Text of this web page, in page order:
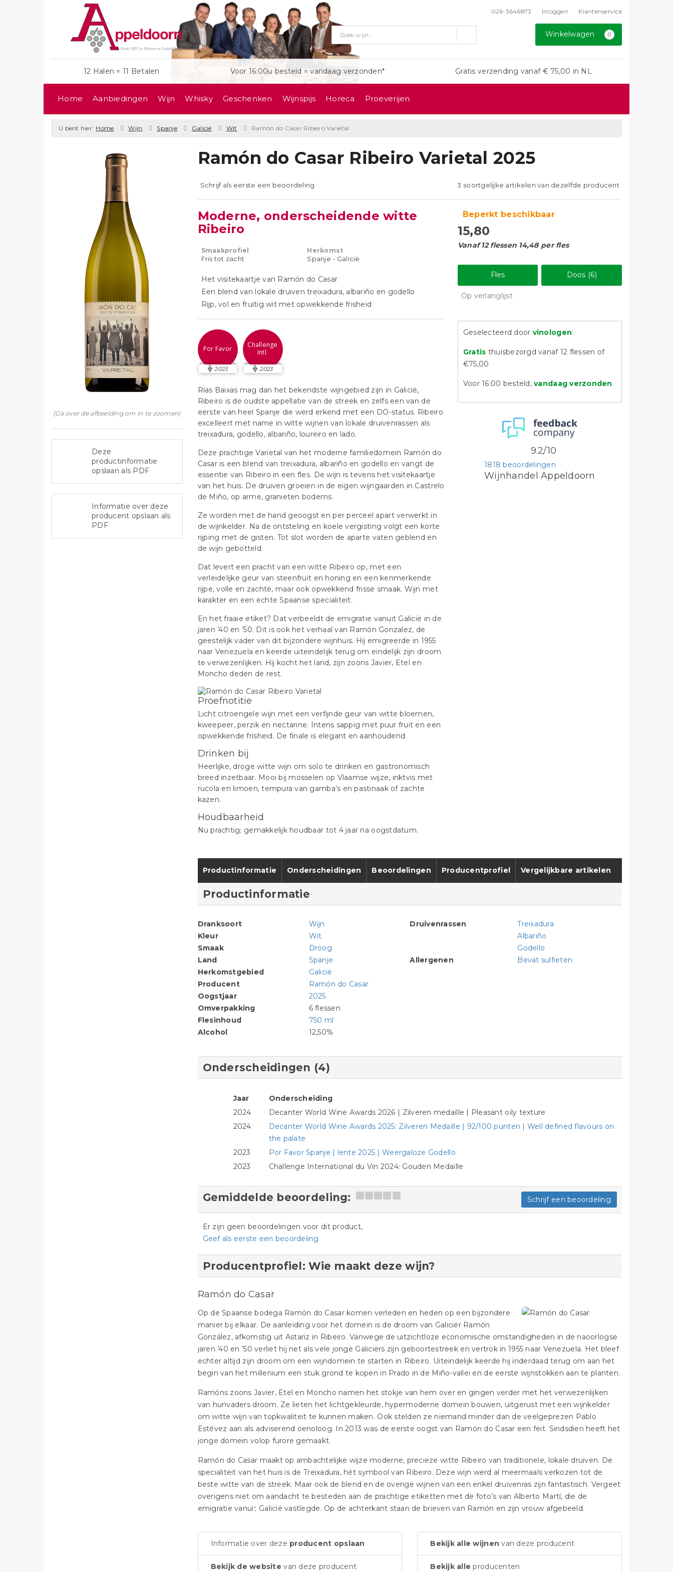
026-3646873 Inloggen Klantenservice
Winkelwagen 0
12 Halen = 11 Betalen Voor 16:00u besteld = vandaag verzonden* Gratis verzending vanaf € 75,00 in NL
Home Aanbiedingen Wijn Whisky Geschenken Wijnspijs Horeca Proeverijen
U bent hier: Home Wijn Spanje Galicië Wit Ramón do Casar Ribeiro Varietal
(Ga over de afbeelding om in te zoomen)
Deze
productinformatie
opslaan als PDF
Informatie over deze
producent opslaan als
PDF
Ramón do Casar Ribeiro Varietal 2025
Schrijf als eerste een beoordeling 3 soortgelijke artikelen van dezelfde producent
Moderne, onderscheidende witte
Ribeiro
Smaakprofiel
Fris tot zacht
Herkomst
Spanje - Galicië
Het visitekaartje van Ramón do Casar
Een blend van lokale druiven treixadura, albariño en godello
Rijp, vol en fruitig wit met opwekkende frisheid
Por Favor
2023
Challenge
Intl.
2023
Rías Baixas mag dan het bekendste wijngebied zijn in Galicië,
Ribeiro is de oudste appellatie van de streek en zelfs een van de
eerste van heel Spanje die werd erkend met een DO-status. Ribeiro
excelleert met name in witte wijnen van lokale druivenrassen als
treixadura, godello, albariño, loureiro en lado.
Deze prachtige Varietal van het moderne familiedomein Ramón do
Casar is een blend van treixadura, albariño en godello en vangt de
essentie van Ribeiro in een fles. De wijn is tevens het visitekaartje
van het huis. De druiven groeien in de eigen wijngaarden in Castrelo
de Miño, op arme, granieten bodems.
Ze worden met de hand geoogst en per perceel apart verwerkt in
de wijnkelder. Na de ontsteling en koele vergisting volgt een korte
rijping met de gisten. Tot slot worden de aparte vaten geblend en
de wijn gebotteld.
Dat levert een pracht van een witte Ribeiro op, met een
verleidelijke geur van steenfruit en honing en een kenmerkende
rijpe, volle en zachte, maar ook opwekkend frisse smaak. Wijn met
karakter en een echte Spaanse specialiteit.
En het fraaie etiket? Dat verbeeldt de emigratie vanuit Galicië in de
jaren ’40 en ’50. Dit is ook het verhaal van Ramón Gonzalez, de
geestelijk vader van dit bijzondere wijnhuis. Hij emigreerde in 1955
naar Venezuela en keerde uiteindelijk terug om eindelijk zijn droom
te verwezenlijken. Hij kocht het land, zijn zoons Javier, Etel en
Moncho deden de rest.
Proefnotitie
Licht citroengele wijn met een verfijnde geur van witte bloemen,
kweepeer, perzik en nectarine. Intens sappig met puur fruit en een
opwekkende frisheid. De finale is elegant en aanhoudend.
Drinken bij
Heerlijke, droge witte wijn om solo te drinken en gastronomisch
breed inzetbaar. Mooi bij mosselen op Vlaamse wijze, inktvis met
rucola en limoen, tempura van gamba’s en pastinaak of zachte
kazen.
Houdbaarheid
Nu prachtig; gemakkelijk houdbaar tot 4 jaar na oogstdatum.
Beperkt beschikbaar
15,80
Vanaf 12 flessen 14,48 per fles
Fles Doos (6)
Op verlanglijst
Geselecteerd door vinologen
Gratis thuisbezorgd vanaf 12 flessen of
€75,00
Voor 16:00 besteld,vandaag verzonden
Wijnhandel Appeldoorn
1818 beoordelingen
9.2/10
Productinformatie Onderscheidingen Beoordelingen Producentprofiel Vergelijkbare artikelen
Productinformatie
Dranksoort
Wijn
Kleur
Wit
Smaak
Droog
Land
Spanje
Herkomstgebied
Galicië
Producent
Ramón do Casar
Oogstjaar
2025
Omverpakking
6 flessen
Flesinhoud
750 ml
Alcohol
12,50%
Druivenrassen
Treixadura
Albariño
Godello
Allergenen
Bevat sulfieten
Onderscheidingen (4)
Jaar
Onderscheiding
2024
Decanter World Wine Awards 2026 | Zilveren medaille | Pleasant oily texture
2024
Decanter World Wine Awards 2025: Zilveren Medaille | 92/100 punten | Well defined flavours on
the palate
2023
Por Favor Spanje | lente 2025 | Weergaloze Godello
2023
Challenge International du Vin 2024: Gouden Medaille
Gemiddelde beoordeling: Schrijf een beoordeling
Er zijn geen beoordelingen voor dit product,
Geef als eerste een beoordeling
Producentprofiel: Wie maakt deze wijn?
Ramón do Casar
Op de Spaanse bodega Ramón do Casar komen verleden en heden op een bijzondere
manier bij elkaar. De aanleiding voor het domein is de droom van Galiciër Ramón
González, afkomstig uit Astariz in Ribeiro. Vanwege de uitzichtloze economische omstandigheden in de naoorlogse
jaren ’40 en ’50 verliet hij net als vele jonge Galiciërs zijn geboortestreek en vertrok in 1955 naar Venezuela. Het bleef
echter altijd zijn droom om een wijndomein te starten in Ribeiro. Uiteindelijk keerde hij inderdaad terug om aan het
begin van het millenium een stuk grond te kopen in Prado in de Miño-vallei en de eerste wijnstokken aan te planten.
Ramóns zoons Javier, Etel en Moncho namen het stokje van hem over en gingen verder met het verwezenlijken
van hunvaders droom. Ze lieten het lichtgekleurde, hypermoderne domein bouwen, uitgerust met een wijnkelder
om witte wijn van topkwaliteit te kunnen maken. Ook stelden ze niemand minder dan de veelgeprezen Pablo
Estévez aan als adviserend oenoloog. In 2013 was de eerste oogst van Ramón do Casar een feit. Sindsdien heeft het
jonge domein volop furore gemaakt.
Ramón do Casar maakt op ambachtelijke wijze moderne, precieze witte Ribeiro van traditionele, lokale druiven. De
specialiteit van het huis is de Treixadura, hét symbool van Ribeiro. Deze wijn werd al meermaals verkozen tot de
beste witte van de streek. Maar ook de blend en de overige wijnen van een enkel druivenras zijn fantastisch. Vergeet
overigens niet om aandacht te besteden aan de prachtige etiketten met de foto’s van Alberto Martí, die de
emigratie vanuit Galicië vastlegde. Op de achterkant staan de brieven van Ramón en zijn vrouw afgebeeld.
Informatie over deze producent opslaan
Bekijk de website van deze producent
Bekijk alle wijnen van deze producent
Bekijk alle producenten